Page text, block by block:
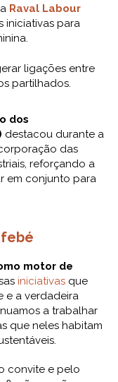
Raval Labour
iniciativas para
ligações entre
partilhados.
dos
destacou durante a
das
reforçando a
em conjunto para
motor de
iniciativasque
e a verdadeira
a trabalhar
que neles habitam
convite e pelo